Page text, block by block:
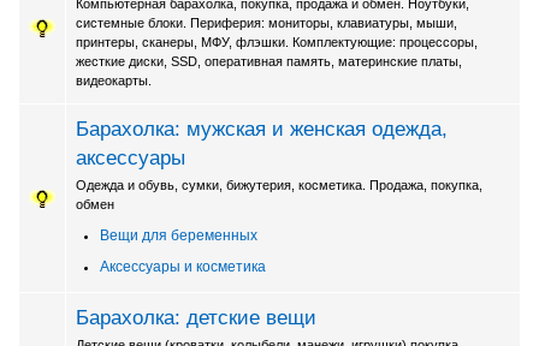
Компьютерная барахолка, покупка, продажа и обмен. Ноутбуки,
системные блоки. Периферия: мониторы, клавиатуры, мыши,
принтеры, сканеры, МФУ, флэшки. Комплектующие: процессоры,
жесткие диски, SSD, оперативная память, материнские платы,
видеокарты.
Барахолка: мужская и женская одежда,
аксессуары
Одежда и обувь, сумки, бижутерия, косметика. Продажа, покупка,
обмен
Вещи для беременных
Аксессуары и косметика
Барахолка: детские вещи